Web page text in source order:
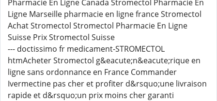
Pharmacie En Ligne Canada Stromectol Pharmacie En
Ligne Marseille pharmacie en ligne france Stromectol
Achat Stromectol Stromectol Pharmacie En Ligne
Suisse Prix Stromectol Suisse
--- doctissimo fr medicament-STROMECTOL
htmAcheter Stromectol g&eacute;n&eacute;rique en
ligne sans ordonnance en France Commander
Ivermectine pas cher et profiter d&rsquo;une livraison
rapide et d&rsquo;un prix moins cher garanti